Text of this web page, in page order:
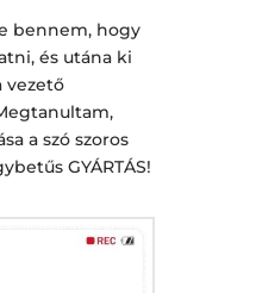
bennem, hogy
és utána ki
vezető
a szó szoros
GYÁRTÁS!